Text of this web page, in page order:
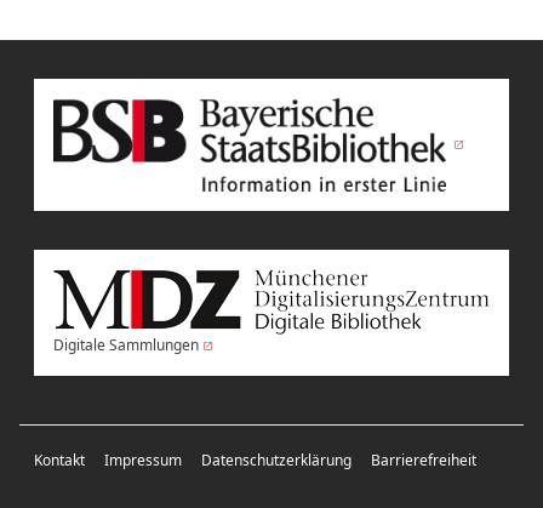
Digitale Sammlungen
Kontakt Impressum Datenschutzerklärung Barrierefreiheit